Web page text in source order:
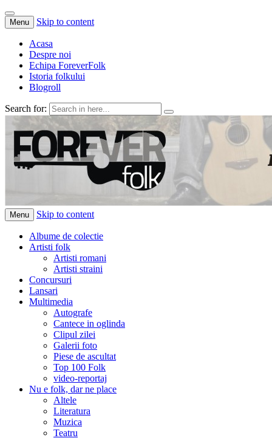
Menu Skip to content
Acasa
Despre noi
Echipa ForeverFolk
Istoria folkului
Blogroll
Search for:
ForeverFolk
Muzica sufletului tau
Menu Skip to content
Albume de colectie
Artisti folk
Artisti romani
Artisti straini
Concursuri
Lansari
Multimedia
Autografe
Cantece in oglinda
Clipul zilei
Galerii foto
Piese de ascultat
Top 100 Folk
video-reportaj
Nu e folk, dar ne place
Altele
Literatura
Muzica
Teatru